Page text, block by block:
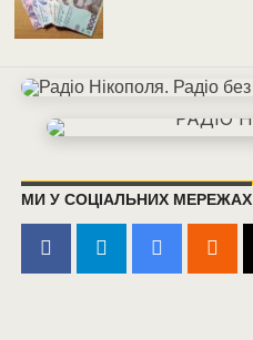
МИ У СОЦІАЛЬНИХ МЕРЕЖАХ